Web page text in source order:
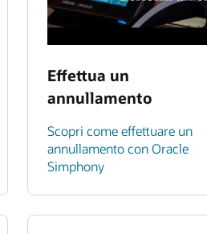
Effettua un
annullamento
Scopri come effettuare un
annullamento con Oracle
Simphony